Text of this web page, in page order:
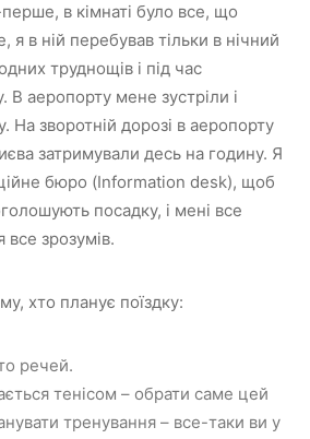
в кімнаті було все, що
я в ній перебував тільки в нічний
труднощів і під час
В аеропорту мене зустріли і
На зворотній дорозі в аеропорту
затримували десь на годину. Я
бюро (Information desk), щоб
посадку, і мені все
зрозумів.
хто планує поїздку:
речей.
тенісом – обрати саме цей
тренування – все-таки ви у